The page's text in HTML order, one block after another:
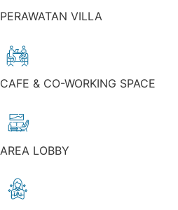
PERAWATAN VILLA
CAFE & CO-WORKING SPACE
AREA LOBBY